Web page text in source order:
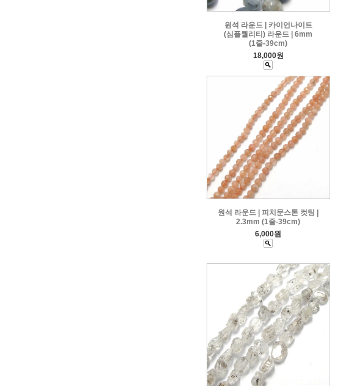
원석 라운드 | 카이언나이트
(심플퀄리티) 라운드 | 6mm
(1줄-39cm)
18,000원
원석 라운드 | 피치문스톤 컷팅 |
2.3mm (1줄-39cm)
6,000원